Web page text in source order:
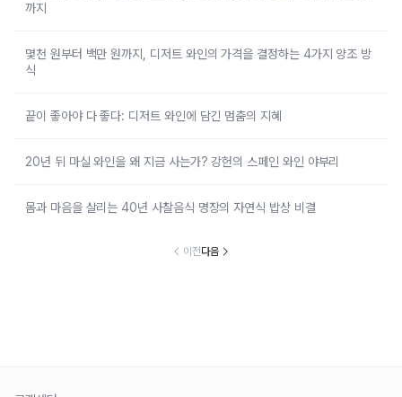
까지
몇천 원부터 백만 원까지, 디저트 와인의 가격을 결정하는 4가지 양조 방
식
끝이 좋아야 다 좋다: 디저트 와인에 담긴 멈춤의 지혜
20년 뒤 마실 와인을 왜 지금 사는가? 강헌의 스페인 와인 야부리
몸과 마음을 살리는 40년 사찰음식 명장의 자연식 밥상 비결
이전다음